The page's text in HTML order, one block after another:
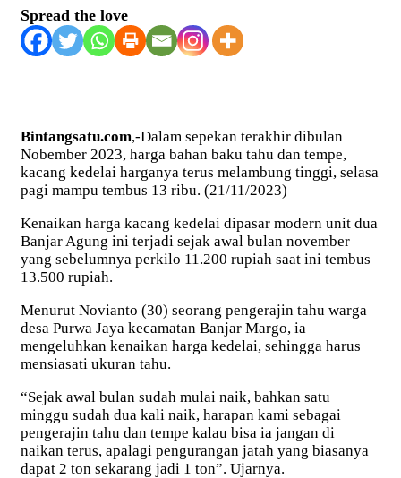
Spread the love
Bintangsatu.com,-Dalam sepekan terakhir dibulan
Nobember 2023, harga bahan baku tahu dan tempe,
kacang kedelai harganya terus melambung tinggi, selasa
pagi mampu tembus 13 ribu. (21/11/2023)
Kenaikan harga kacang kedelai dipasar modern unit dua
Banjar Agung ini terjadi sejak awal bulan november
yang sebelumnya perkilo 11.200 rupiah saat ini tembus
13.500 rupiah.
Menurut Novianto (30) seorang pengerajin tahu warga
desa Purwa Jaya kecamatan Banjar Margo, ia
mengeluhkan kenaikan harga kedelai, sehingga harus
mensiasati ukuran tahu.
“Sejak awal bulan sudah mulai naik, bahkan satu
minggu sudah dua kali naik, harapan kami sebagai
pengerajin tahu dan tempe kalau bisa ia jangan di
naikan terus, apalagi pengurangan jatah yang biasanya
dapat 2 ton sekarang jadi 1 ton”. Ujarnya.